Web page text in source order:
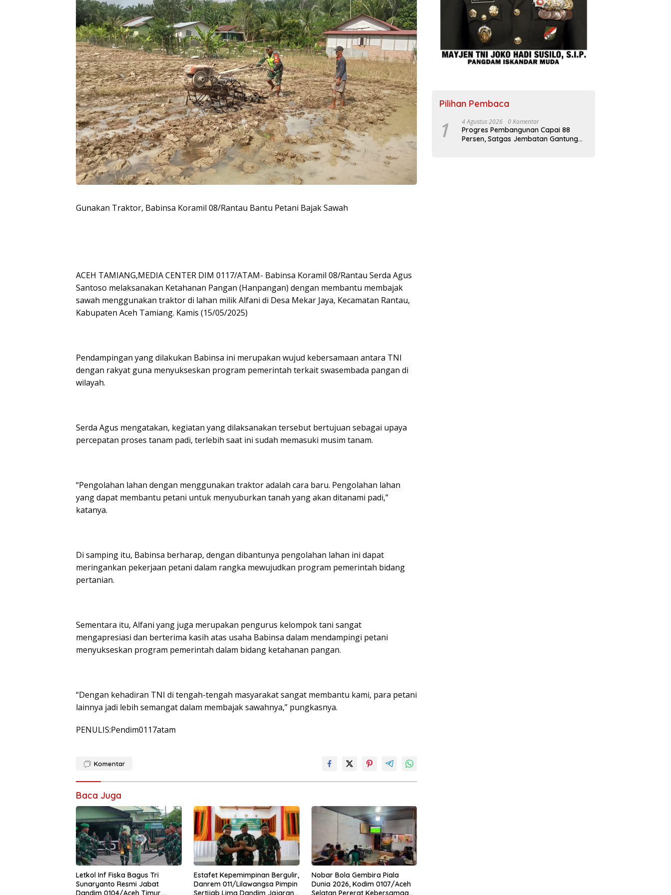
Gunakan Traktor, Babinsa Koramil 08/Rantau Bantu Petani Bajak Sawah
ACEH TAMIANG,MEDIA CENTER DIM 0117/ATAM- Babinsa Koramil 08/Rantau Serda Agus
Santoso melaksanakan Ketahanan Pangan (Hanpangan) dengan membantu membajak
sawah menggunakan traktor di lahan milik Alfani di Desa Mekar Jaya, Kecamatan Rantau,
Kabupaten Aceh Tamiang. Kamis (15/05/2025)
Pendampingan yang dilakukan Babinsa ini merupakan wujud kebersamaan antara TNI
dengan rakyat guna menyukseskan program pemerintah terkait swasembada pangan di
wilayah.
Serda Agus mengatakan, kegiatan yang dilaksanakan tersebut bertujuan sebagai upaya
percepatan proses tanam padi, terlebih saat ini sudah memasuki musim tanam.
“Pengolahan lahan dengan menggunakan traktor adalah cara baru. Pengolahan lahan
yang dapat membantu petani untuk menyuburkan tanah yang akan ditanami padi,”
katanya.
Di samping itu, Babinsa berharap, dengan dibantunya pengolahan lahan ini dapat
meringankan pekerjaan petani dalam rangka mewujudkan program pemerintah bidang
pertanian.
Sementara itu, Alfani yang juga merupakan pengurus kelompok tani sangat
mengapresiasi dan berterima kasih atas usaha Babinsa dalam mendampingi petani
menyukseskan program pemerintah dalam bidang ketahanan pangan.
“Dengan kehadiran TNI di tengah-tengah masyarakat sangat membantu kami, para petani
lainnya jadi lebih semangat dalam membajak sawahnya,” pungkasnya.
PENULIS:Pendim0117atam
Komentar
Baca Juga
Letkol Inf Fiska Bagus Tri
Sunaryanto Resmi Jabat
Dandim 0104/Aceh Timur,
Estafet Kepemimpinan Bergulir,
Danrem 011/Lilawangsa Pimpin
Sertijab Lima Dandim Jajaran
Nobar Bola Gembira Piala
Dunia 2026, Kodim 0107/Aceh
Selatan Pererat Kebersamaan
Pilihan Pembaca
1 4 Agustus 2026 0 Komentar
Progres Pembangunan Capai 88
Persen, Satgas Jembatan Gantung